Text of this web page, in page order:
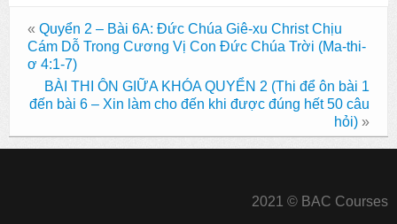
« Quyển 2 – Bài 6A: Đức Chúa Giê-xu Christ Chịu
Cám Dỗ Trong Cương Vị Con Đức Chúa Trời (Ma-thi-
ơ 4:1-7)
BÀI THI ÔN GIỮA KHÓA QUYỂN 2 (Thi để ôn bài 1
đến bài 6 – Xin làm cho đến khi được đúng hết 50 câu
hỏi) »
2021 © BAC Courses